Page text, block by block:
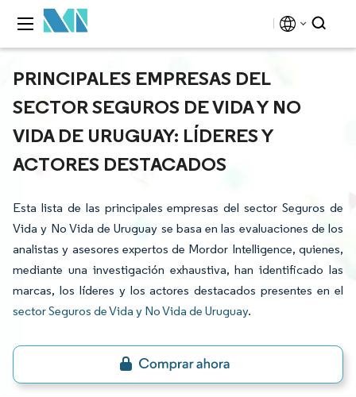
PRINCIPALES EMPRESAS DEL
SECTOR SEGUROS DE VIDA Y NO
VIDA DE URUGUAY: LÍDERES Y
ACTORES DESTACADOS
Esta lista de las principales empresas del sector Seguros de
Vida y No Vida de Uruguay se basa en las evaluaciones de los
analistas y asesores expertos de Mordor Intelligence, quienes,
mediante una investigación exhaustiva, han identificado las
marcas, los líderes y los actores destacados presentes en el
sector Seguros de Vida y No Vida de Uruguay.